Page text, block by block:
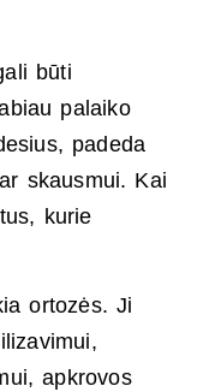
būti
palaiko
padeda
skausmui. Kai
kurie
ortozės. Ji
apkrovos